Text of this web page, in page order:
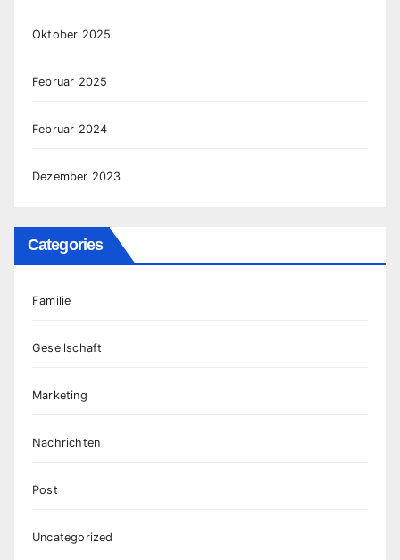
Oktober 2025
Februar 2025
Februar 2024
Dezember 2023
Categories
Familie
Gesellschaft
Marketing
Nachrichten
Post
Uncategorized